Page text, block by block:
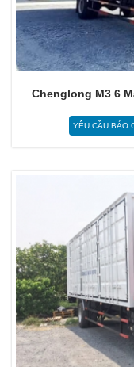
Chenglong M3 6
YÊU CẦU BÁO